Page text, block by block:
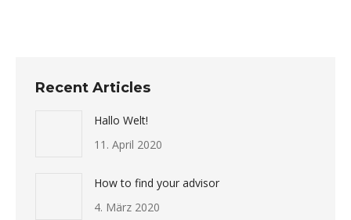
Recent Articles
Hallo Welt!
11. April 2020
How to find your advisor
4. März 2020